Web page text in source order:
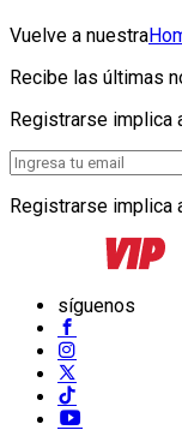
Vuelve a nuestra
Recibe las últimas
Registrarse implica
Registrarse implica
síguenos